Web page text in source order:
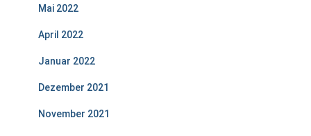
Mai 2022
April 2022
Januar 2022
Dezember 2021
November 2021